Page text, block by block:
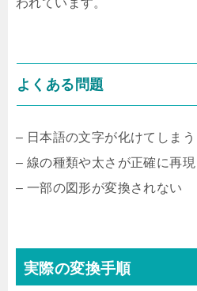
われています。
よくある問題
– 日本語の文字が化けてしまう
– 線の種類や太さが正確に再
– 一部の図形が変換されない
実際の変換手順